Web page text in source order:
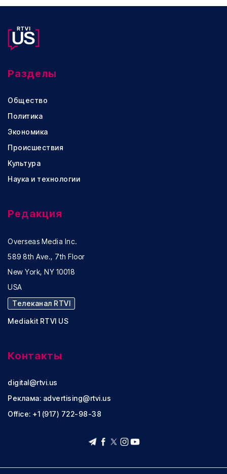
Разделы
Общество
Политика
Экономика
Происшествия
Культура
Наука и технологии
Редакция
Overseas Media Inc.
589 8th Ave., 7th Floor
New York, NY 10018
USA
Телеканал RTVI
Mediakit RTVI US
Контакты
digital@rtvi.us
Реклама: advertising@rtvi.us
Office: +1 (917) 722-98-38